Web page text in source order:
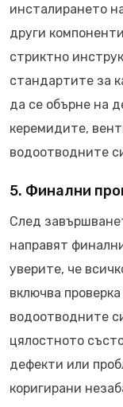
инсталирането
други
стриктно
стандартите за
да се обърне на
керемидите,
водоотводните
5. Финални
След
направят
уверите, че
включва
водоотводните
цялостното
дефекти или
коригирани